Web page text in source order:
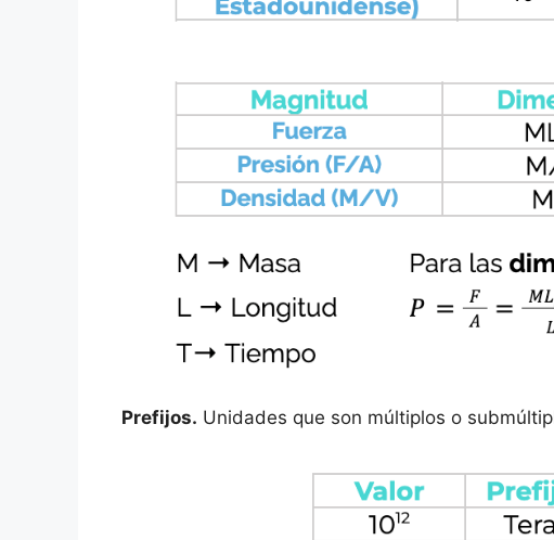
Prefijos. Unidades que son múltiplos o